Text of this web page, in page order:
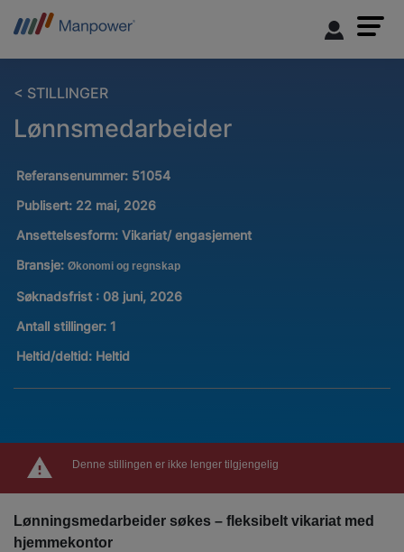
< STILLINGER
Lønnsmedarbeider
Referansenummer: 51054
Publisert: 22 mai, 2026
Ansettelsesform: Vikariat/ engasjement
Bransje: Økonomi og regnskap
Søknadsfrist : 08 juni, 2026
Antall stillinger: 1
Heltid/deltid: Heltid
Denne stillingen er ikke lenger tilgjengelig
Lønningsmedarbeider søkes – fleksibelt vikariat med
hjemmekontor